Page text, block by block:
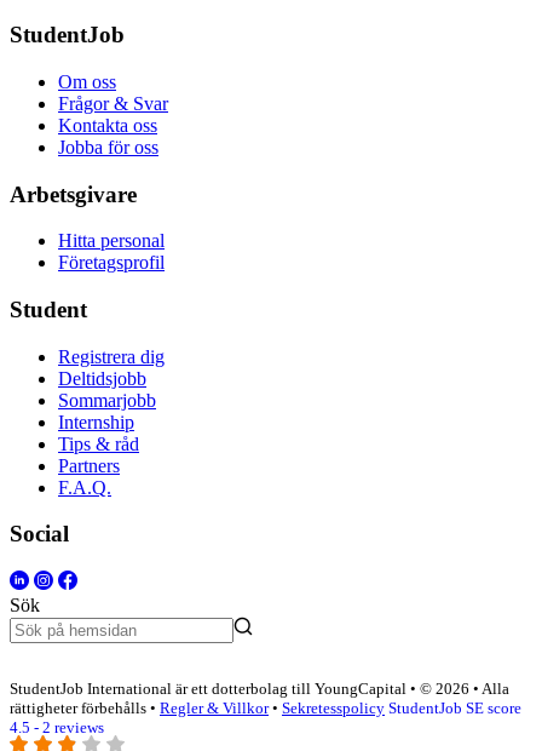
StudentJob
Om oss
Frågor & Svar
Kontakta oss
Jobba för oss
Arbetsgivare
Hitta personal
Företagsprofil
Student
Registrera dig
Deltidsjobb
Sommarjobb
Internship
Tips & råd
Partners
F.A.Q.
Social
Sök
StudentJob International är ett dotterbolag till YoungCapital • © 2026 • Alla
rättigheter förbehålls • Regler & Villkor• Sekretesspolicy StudentJob SE score
4.5 - 2 reviews